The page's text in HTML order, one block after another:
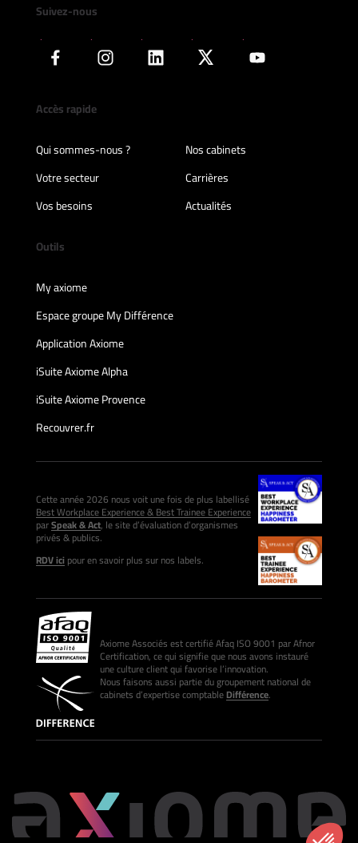
Suivez-nous
Accès rapide
Qui sommes-nous ?
Nos cabinets
Votre secteur
Carrières
Vos besoins
Actualités
Outils
My axiome
Espace groupe My Différence
Application Axiome
iSuite Axiome Alpha
iSuite Axiome Provence
Recouvrer.fr
Cette année 2026 nous voit une fois de plus labellisé
Best Workplace Experience & Best Trainee Experience
parSpeak & Act, le site d’évaluation d’organismes
privés & publics.
RDV icipour en savoir plus sur nos labels.
Axiome Associés est certifié Afaq ISO 9001 par Afnor
Certification, ce qui signifie que nous avons instauré
une culture client qui favorise l’innovation.
Nous faisons aussi partie du groupement national de
cabinets d’expertise comptableDifférence.